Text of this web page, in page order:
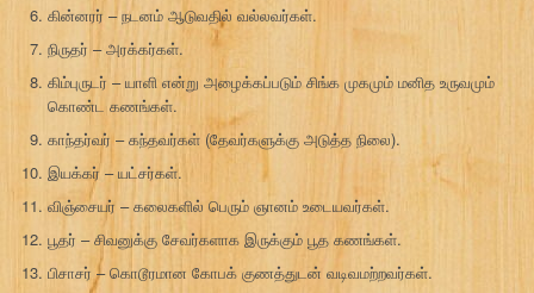
கின்னரர் – நடனம் ஆடுவதில் வல்லவர்கள்.
நிருதர் – அரக்கர்கள்.
கிம்புருடர் – யாளி என்று அழைக்கப்படும் சிங்க முகமும் மனித உருவமும்
கொண்ட கணங்கள்.
காந்தர்வர் – கந்தவர்கள் (தேவர்களுக்கு அடுத்த நிலை).
இயக்கர் – யட்சர்கள்.
விஞ்சையர் – கலைகளில் பெரும் ஞானம் உடையவர்கள்.
பூதர் – சிவனுக்கு சேவர்களாக இருக்கும் பூத கணங்கள்.
பிசாசர் – கொடூரமான கோபக் குணத்துடன் வடிவமற்றவர்கள்.